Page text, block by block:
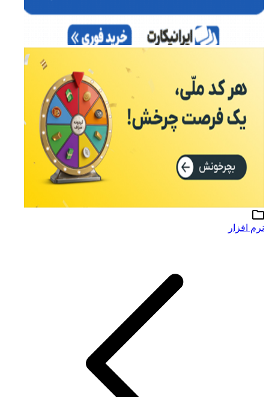
نرم افزار